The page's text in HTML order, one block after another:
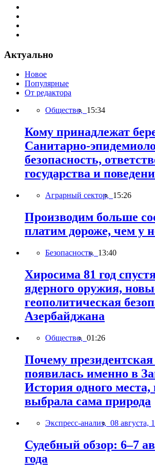
Актуально
Новое
Популярные
От редактора
Общество, 15:34
Кому принадлежат
Санитарно-
безопасность,
государства и
Аграрный сектор, 15:26
Производим больше
платим дороже, чем у
Безопасность, 13:40
Хиросима 81 год
ядерного оружия,
геополитическая
Азербайджана
Общество, 01:26
Почему
появилась именно в
История одного места,
выбрала сама природа
Экспресс-анализ, 08 августа,
Судебный обзор: 6–7
года